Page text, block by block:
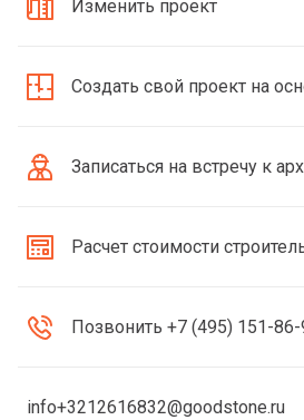
Изменить проект
Создать свой проект на
Записаться на встречу к
Расчет стоимости
Позвонить +7 (495) 151-86-
info+3212616832@goodstone.ru